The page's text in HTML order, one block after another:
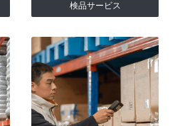
検品サービス